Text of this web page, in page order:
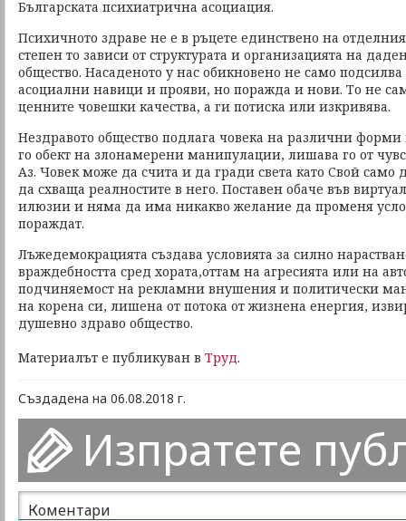
Българската психиатрична асоциация.
Психичното здраве не е в ръцете единствено на
степен то зависи от структурата и организацията на
общество. Насаденото у нас обикновено не само
асоциални навици и прояви, но поражда и нови. То не
ценните човешки качества, а ги потиска или изкривява.
Нездравото общество подлага човека на различни форми
го обект на злонамерени манипулации, лишава го от
Аз. Човек може да счита и да гради света като Свой само
да схваща реалностите в него. Поставен обаче във
илюзии и няма да има никакво желание да променя
пораждат.
Лъжедемокрацията създава условията за силно
враждебността сред хората,оттам на агресията или на
подчиняемост на рекламни внушения и политически
на корена си, лишена от потока от жизнена енергия,
душевно здраво общество.
Материалът е публикуван в Труд.
Създадена на 06.08.2018 г.
Изпратете
Коментари